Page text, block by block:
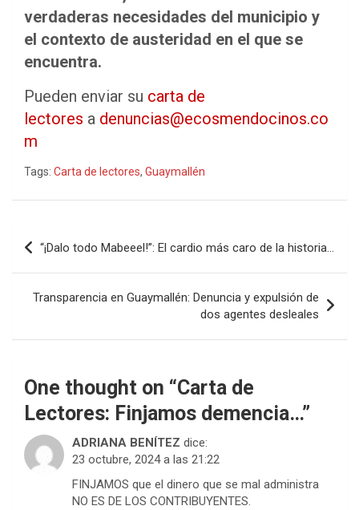
verdaderas necesidades del municipio y
el contexto de austeridad en el que se
encuentra.
Pueden enviar su carta de
lectores a denuncias@ecosmendocinos.co
m
Tags: Carta de lectores, Guaymallén
Navegación
de
entradas
“¡Dalo todo Mabeeel!”: El cardio más caro de la historia…
Transparencia en Guaymallén: Denuncia y expulsión de
dos agentes desleales
One thought on “Carta de
Lectores: Finjamos demencia…”
ADRIANA BENÍTEZ dice:
23 octubre, 2024 a las 21:22
FINJAMOS que el dinero que se mal administra
NO ES DE LOS CONTRIBUYENTES.